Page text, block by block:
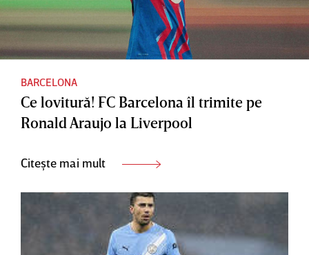
BARCELONA
Ce lovitură! FC Barcelona îl trimite pe
Ronald Araujo la Liverpool
Citește mai mult